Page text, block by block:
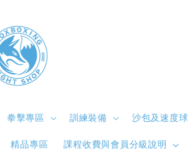
拳擊專區 訓練裝備 沙包及速度球
精品專區 課程收費與會員分級說明